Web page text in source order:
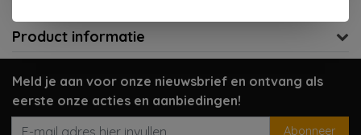
Product informatie
Meld je aan voor onze nieuwsbrief en ontvang als
eerste onze acties en aanbiedingen!
Abonneer